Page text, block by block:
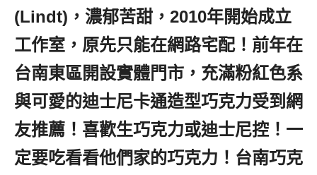
(Lindt)，濃郁苦甜，2010年開始成立
工作室，原先只能在網路宅配！前年在
台南東區開設實體門市，充滿粉紅色系
與可愛的迪士尼卡通造型巧克力受到網
友推薦！喜歡生巧克力或迪士尼控！一
定要吃看看他們家的巧克力！台南巧克